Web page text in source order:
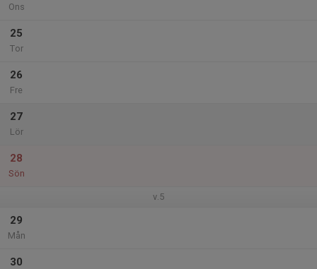
Ons
25
Tor
26
Fre
27
Lör
28
Sön
v.5
29
Mån
30